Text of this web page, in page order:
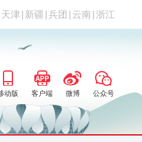
天津 新疆 兵团 云南 浙江
动版 客户端 微博 公众号